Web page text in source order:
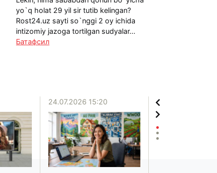
yo`q holat 29 yil sir tutib kelingan?
Rost24.uz sayti so`nggi 2 oy ichida
intizomiy jazoga tortilgan sudyalar...
Батафсил
24.07.2026 15:20 20.07.2026 12:06